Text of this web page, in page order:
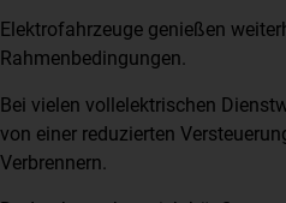
Elektrofahrzeuge genießen
Rahmenbedingungen.
Bei vielen vollelektrischen
von einer reduzierten
Verbrennern.